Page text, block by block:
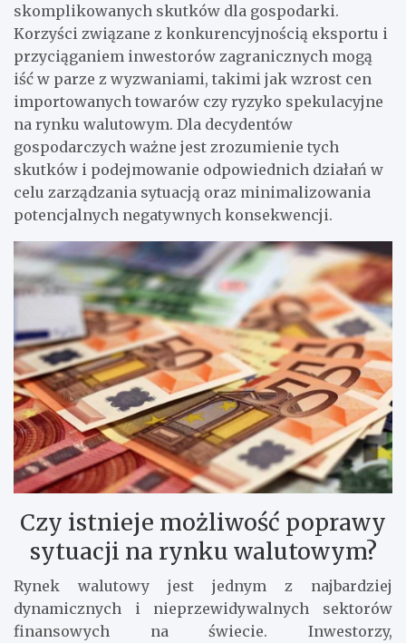
skomplikowanych skutków dla gospodarki.
Korzyści związane z konkurencyjnością eksportu i
przyciąganiem inwestorów zagranicznych mogą
iść w parze z wyzwaniami, takimi jak wzrost cen
importowanych towarów czy ryzyko spekulacyjne
na rynku walutowym. Dla decydentów
gospodarczych ważne jest zrozumienie tych
skutków i podejmowanie odpowiednich działań w
celu zarządzania sytuacją oraz minimalizowania
potencjalnych negatywnych konsekwencji.
Czy istnieje możliwość poprawy
sytuacji na rynku walutowym?
Rynek walutowy jest jednym z najbardziej
dynamicznych i nieprzewidywalnych sektorów
finansowych na świecie. Inwestorzy,